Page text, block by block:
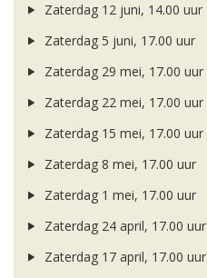
Zaterdag 12 juni, 14.00 uur
Zaterdag 5 juni, 17.00 uur
Zaterdag 29 mei, 17.00 uur
Zaterdag 22 mei, 17.00 uur
Zaterdag 15 mei, 17.00 uur
Zaterdag 8 mei, 17.00 uur
Zaterdag 1 mei, 17.00 uur
Zaterdag 24 april, 17.00 uur
Zaterdag 17 april, 17.00 uur